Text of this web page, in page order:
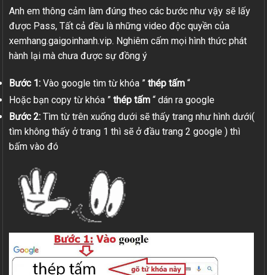
Anh em thông cảm làm đúng theo các bước như vậy sẽ lấy
được Pass, Tất cả đều là những video độc quyền của
xemhang.gaigoinhanh.vip. Nghiêm cấm mọi hình thức phát
hành lại mà chưa được sự đồng ý
Bước 1: Vào google tìm từ khóa ” thép tấm “
Hoặc bạn copy từ khóa ” thép tấm “ dán ra google
Bước 2: Tìm từ trên xuống dưới sẽ thấy trang như hình dưới(
tìm không thấy ở trang 1 thì sẽ ở đầu trang 2 google ) thì
bấm vào đó